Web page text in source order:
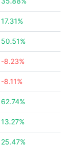
17.31%
50.51%
-8.23%
-8.11%
62.74%
13.27%
25.47%